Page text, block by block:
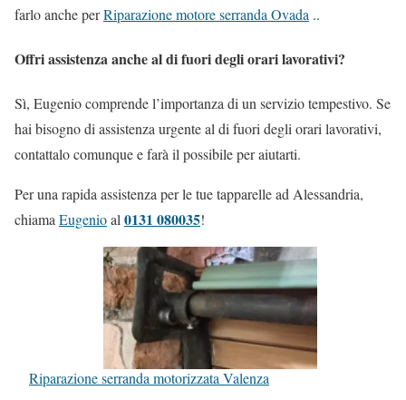
farlo anche perRiparazione motore serranda Ovada ..
Offri assistenza anche al di fuori degli orari lavorativi?
Sì, Eugenio comprende l’importanza di un servizio tempestivo. Se
hai bisogno di assistenza urgente al di fuori degli orari lavorativi,
contattalo comunque e farà il possibile per aiutarti.
Per una rapida assistenza per le tue tapparelle ad Alessandria,
chiamaEugenioal0131 080035!
Riparazione serranda motorizzata Valenza